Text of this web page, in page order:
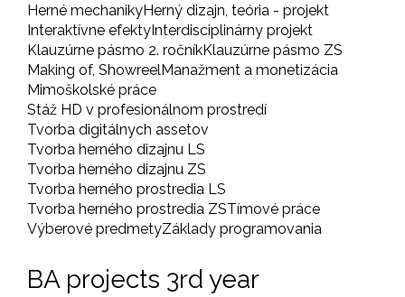
Herné mechanikyHerný dizajn, teória - projekt
Interaktívne efektyInterdisciplinárny projekt
Klauzúrne pásmo 2. ročníkKlauzúrne pásmo ZS
Making of, ShowreelManažment a monetizácia
Mimoškolské práce
Stáž HD v profesionálnom prostredí
Tvorba digitálnych assetov
Tvorba herného dizajnu LS
Tvorba herného dizajnu ZS
Tvorba herného prostredia LS
Tvorba herného prostredia ZSTímové práce
Výberové predmetyZáklady programovania
BA projects 3rd year